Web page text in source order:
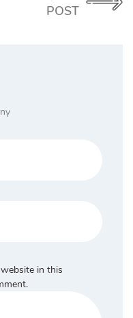
POST
in this